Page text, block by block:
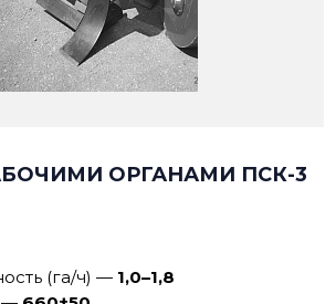
ПЛУГИ С РАБОЧИМИ ОРГАНАМИ ПСК-3
Производительность (га/ч) — 1,0–1,8